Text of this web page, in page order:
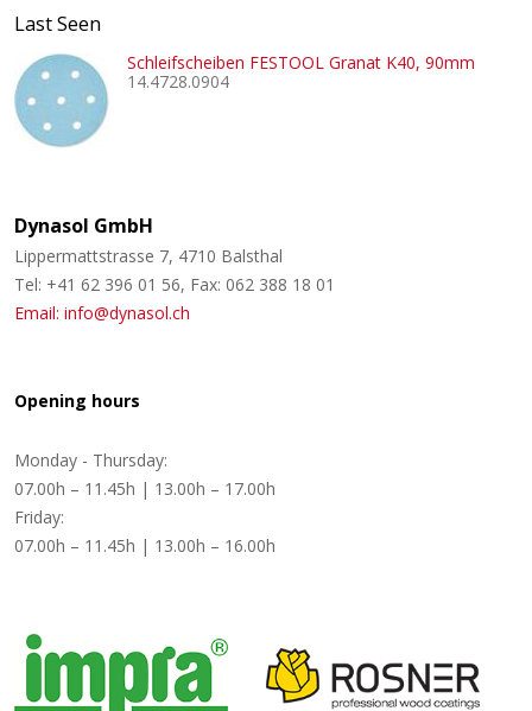
Last Seen
Schleifscheiben FESTOOL Granat K40, 90mm
14.4728.0904
Dynasol GmbH
Lippermattstrasse 7, 4710 Balsthal
Tel: +41 62 396 01 56, Fax: 062 388 18 01
Email: info@dynasol.ch
Opening hours
Monday - Thursday:
07.00h – 11.45h | 13.00h – 17.00h
Friday:
07.00h – 11.45h | 13.00h – 16.00h